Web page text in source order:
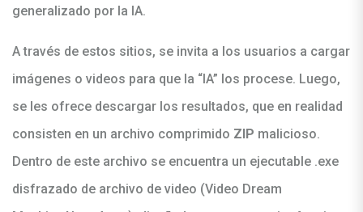
generalizado por la IA.
A través de estos sitios, se invita a los usuarios a cargar
imágenes o videos para que la “IA” los procese. Luego,
se les ofrece descargar los resultados, que en realidad
consisten en un archivo comprimido ZIP malicioso.
Dentro de este archivo se encuentra un ejecutable .exe
disfrazado de archivo de video (Video Dream